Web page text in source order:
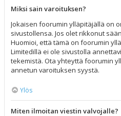
Miksi sain varoituksen?
Jokaisen foorumin ylläpitäjällä on
sivustollensa. Jos olet rikkonut
Huomioi, että tämä on foorumin
Limitedillä ei ole sivustolla
tekemistä. Ota yhteyttä foorumin
annetun varoituksen syystä.
Ylös
Miten ilmoitan viestin valvojalle?